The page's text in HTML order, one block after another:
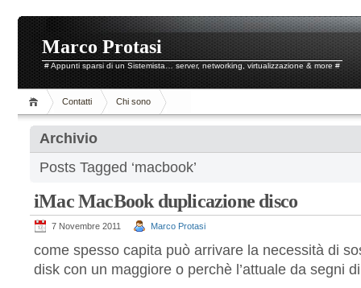
Marco Protasi
# Appunti sparsi di un Sistemista… server, networking, virtualizzazione & more #
Contatti Chi sono
Archivio
Posts Tagged ‘macbook’
iMac MacBook duplicazione disco
7 Novembre 2011 Marco Protasi
come spesso capita può arrivare la necessità di
disk con un maggiore o perchè l’attuale da segni